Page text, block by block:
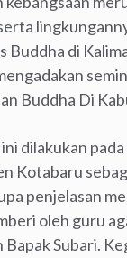
Buddha di
Buddha Di
dilakukan
Kotabaru
penjelasan
oleh guru
Bapak Subari.